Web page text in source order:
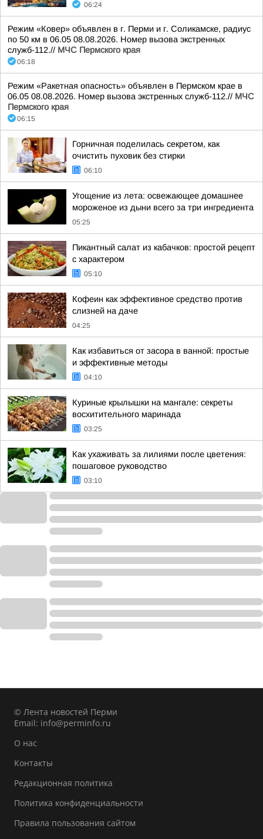
06:24
Режим «Ковер» объявлен в г. Перми и г. Соликамске, радиус
по 50 км в 06.05 08.08.2026. Номер вызова экстренных
служб-112.// МЧС Пермского края
06:18
Режим «Ракетная опасность» объявлен в Пермском крае в
06.05 08.08.2026. Номер вызова экстренных служб-112.// МЧС
Пермского края
06:15
Горничная поделилась секретом, как
очистить пуховик без стирки
06:10
Угощение из лета: освежающее домашнее
мороженое из дыни всего за три ингредиента
05:25
Пикантный салат из кабачков: простой рецепт
с характером
05:10
Кофеин как эффективное средство против
слизней на даче
04:25
Как избавиться от засора в ванной: простые
и эффективные методы
04:10
Куриные крылышки на мангале: секреты
восхитительного маринада
03:25
Как ухаживать за лилиями после цветения:
пошаговое руководство
03:10
© Лента новостей Перми
Email: info@perminfo.ru
О нас
Контакты
Редакционная политика
Политика конфиденциальности
Правила пользования сайтом